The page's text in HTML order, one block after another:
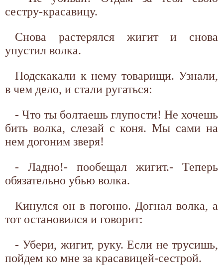
сестру-красавицу.
Снова растерялся жигит и снова
упустил волка.
Подскакали к нему товарищи. Узнали,
в чем дело, и стали ругаться:
- Что ты болтаешь глупости! Не хочешь
бить волка, слезай с коня. Мы сами на
нем догоним зверя!
- Ладно!- пообещал жигит.- Теперь
обязательно убью волка.
Кинулся он в погоню. Догнал волка, а
тот остановился и говорит:
- Убери, жигит, руку. Если не трусишь,
пойдем ко мне за красавицей-сестрой.